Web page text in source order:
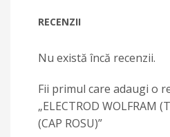
RECENZII
Nu există încă recenzii.
Fii primul care adaugi o
„ELECTROD WOLFRAM
(CAP ROSU)”